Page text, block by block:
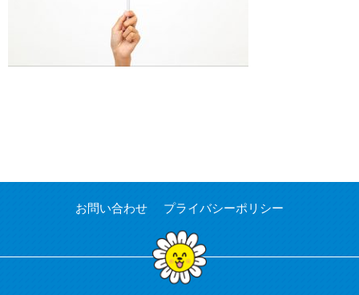
お問い合わせ プライバシーポリシー